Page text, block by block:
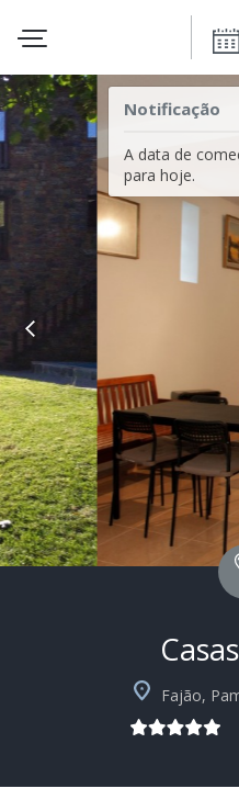
Notificação
A data de
para hoje.
Fajão,